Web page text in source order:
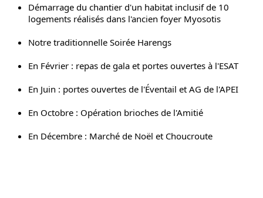
Démarrage du chantier d'un habitat inclusif de 10
logements réalisés dans l'ancien foyer Myosotis
Notre traditionnelle Soirée Harengs
En Février : repas de gala et portes ouvertes à l'ESAT
En Juin : portes ouvertes de l'Éventail et AG de l'APEI
En Octobre : Opération brioches de l'Amitié
En Décembre : Marché de Noël et Choucroute